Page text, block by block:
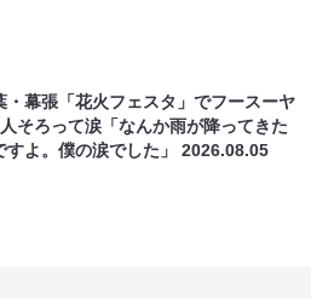
・幕張「花火フェスタ」でフースーヤ
そろって涙「なんか雨が降ってきた
すよ。僕の涙でした」2026.08.05